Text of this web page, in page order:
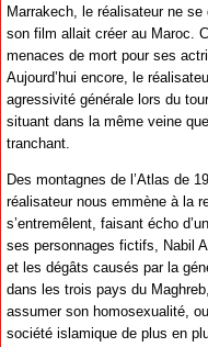
Marrakech, le réalisateur ne
son film allait créer au Maroc.
menaces de mort pour ses
Aujourd’hui encore, le
agressivité générale lors du
situant dans la même veine
tranchant.
Des montagnes de l’Atlas de
réalisateur nous emmène à la
s’entremêlent, faisant écho
ses personnages fictifs, Nabil
et les dégâts causés par la
dans les trois pays du
assumer son homosexualité,
société islamique de plus en